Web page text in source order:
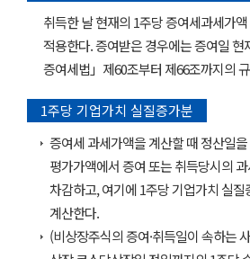
취득한 날 현재의 1주당 증여세과세가
적용한다. 증여받은 경우에는 증여일 현
증여세법」제60조부터 제66조까지의
1주당 기업가치 실질증가분
증여세 과세가액을 계산할 때 정산일
평가가액에서 증여 또는 취득당시의
차감하고, 여기에 1주당 기업가치 실질
계산한다.
(비상장주식의 증여·취득일이 속하는